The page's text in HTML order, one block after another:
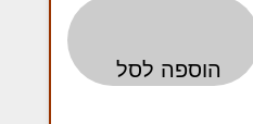
הוספה לסל